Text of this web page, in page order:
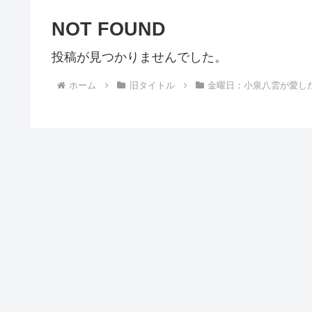
NOT FOUND
投稿が見つかりませんでした。
ホーム 旧タイトル 金曜日：小泉八雲が愛し